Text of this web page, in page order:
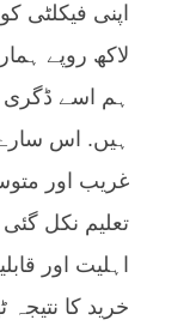
اپنی فیکلٹی
لاکھ روپے
ہم اسے ڈگری
ہیں. اس
غریب اور
تعلیم نکل
اہلیت اور
خرید کا نتیجہ